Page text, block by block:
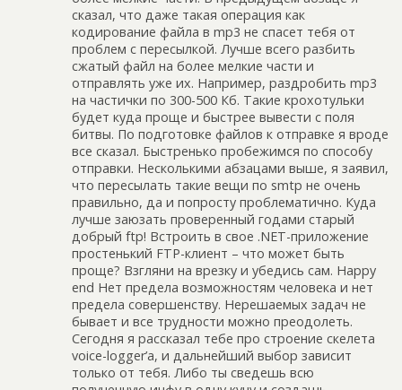
сказал, что даже такая операция как
кодирование файла в mp3 не спасет тебя от
проблем с пересылкой. Лучше всего разбить
сжатый файл на более мелкие части и
отправлять уже их. Например, раздробить mp3
на частички по 300-500 Кб. Такие крохотульки
будет куда проще и быстрее вывести с поля
битвы. По подготовке файлов к отправке я вроде
все сказал. Быстренько пробежимся по способу
отправки. Несколькими абзацами выше, я заявил,
что пересылать такие вещи по smtp не очень
правильно, да и попросту проблематично. Куда
лучше заюзать проверенный годами старый
добрый ftp! Встроить в свое .NET-приложение
простенький FTP-клиент – что может быть
проще? Взгляни на врезку и убедись сам. Happy
end Нет предела возможностям человека и нет
предела совершенству. Нерешаемых задач не
бывает и все трудности можно преодолеть.
Сегодня я рассказал тебе про строение скелета
voice-logger’a, и дальнейший выбор зависит
только от тебя. Либо ты сведешь всю